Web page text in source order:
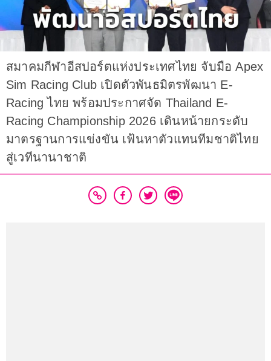
สมาคมกีฬาอีสปอร์ตแห่งประเทศไทย จับมือ Apex
Sim Racing Club เปิดตัวพันธมิตรพัฒนา E-
Racing ไทย พร้อมประกาศจัด Thailand E-
Racing Championship 2026 เดินหน้ายกระดับ
มาตรฐานการแข่งขัน เฟ้นหาตัวแทนทีมชาติไทย
สู่เวทีนานาชาติ